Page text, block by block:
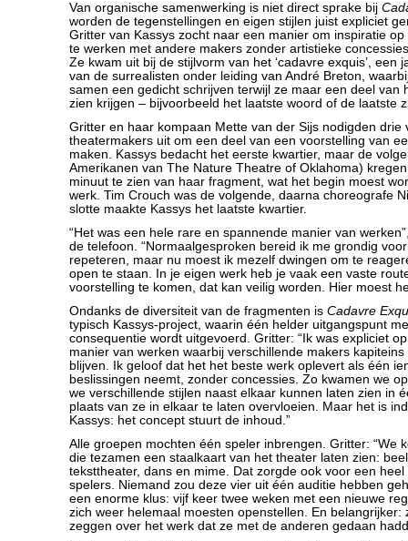
Van organische samenwerking is niet direct sprake bij
worden de tegenstellingen en eigen stijlen juist expliciet
Gritter van Kassys zocht naar een manier om inspiratie
te werken met andere makers zonder artistieke
Ze kwam uit bij de stijlvorm van het ‘cadavre exquis’, een
van de surrealisten onder leiding van André Breton,
samen een gedicht schrijven terwijl ze maar een deel van
zien krijgen – bijvoorbeeld het laatste woord of de laatste
Gritter en haar kompaan Mette van der Sijs nodigden drie
theatermakers uit om een deel van een voorstelling van
maken. Kassys bedacht het eerste kwartier, maar de
Amerikanen van The Nature Theatre of Oklahoma)
minuut te zien van haar fragment, wat het begin moest
werk. Tim Crouch was de volgende, daarna choreografe
slotte maakte Kassys het laatste kwartier.
“Het was een hele rare en spannende manier van
de telefoon. “Normaalgesproken bereid ik me grondig
repeteren, maar nu moest ik mezelf dwingen om te
open te staan. In je eigen werk heb je vaak een vaste
voorstelling te komen, dat kan veilig worden. Hier moest
Ondanks de diversiteit van de fragmenten is Cadavre
typisch Kassys-project, waarin één helder uitgangspunt
consequentie wordt uitgevoerd. Gritter: “Ik was expliciet
manier van werken waarbij verschillende makers
blijven. Ik geloof dat het het beste werk oplevert als één
beslissingen neemt, zonder concessies. Zo kwamen we
we verschillende stijlen naast elkaar kunnen laten zien in
plaats van ze in elkaar te laten overvloeien. Maar het is
Kassys: het concept stuurt de inhoud.”
Alle groepen mochten één speler inbrengen. Gritter: “We
die tezamen een staalkaart van het theater laten zien:
teksttheater, dans en mime. Dat zorgde ook voor een
spelers. Niemand zou deze vier uit één auditie hebben
een enorme klus: vijf keer twee weken met een nieuwe
zich weer helemaal moesten openstellen. En belangrijker:
zeggen over het werk dat ze met de anderen gedaan